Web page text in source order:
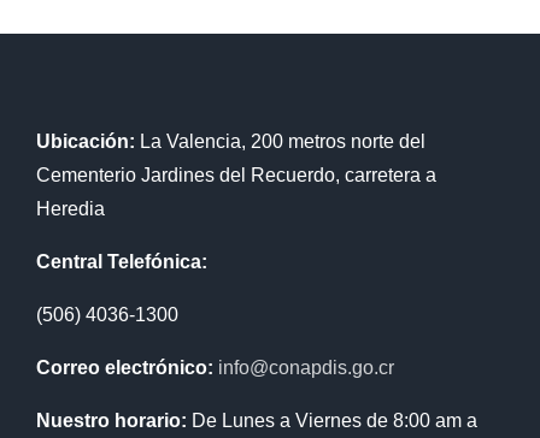
Ubicación: La Valencia, 200 metros norte del
Cementerio Jardines del Recuerdo, carretera a
Heredia
Central Telefónica:
(506) 4036-1300
Correo electrónico: info@conapdis.go.cr
Nuestro horario: De Lunes a Viernes de 8:00 am a